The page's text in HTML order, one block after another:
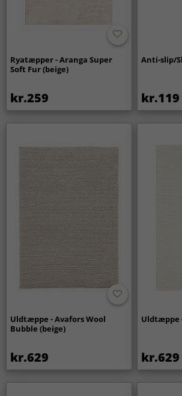
Ryatæpper - Aranga Super
Soft Fur (beige)
kr.259
Anti-slip/
kr.119
Uldtæppe - Avafors Wool
Bubble (beige)
kr.629
Uldtæppe
kr.629